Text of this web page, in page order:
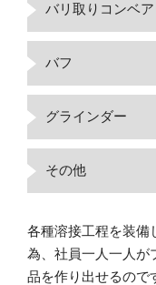
バリ取りコンベア
バフ
グラインダー
その他
各種溶接工程を装備
為、社員一人一人が
品を作り出せるので